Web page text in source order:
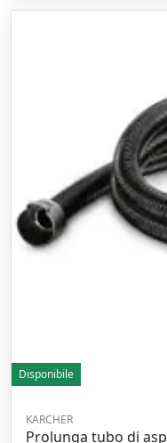
Disponibile
KARCHER
Prolunga tubo di